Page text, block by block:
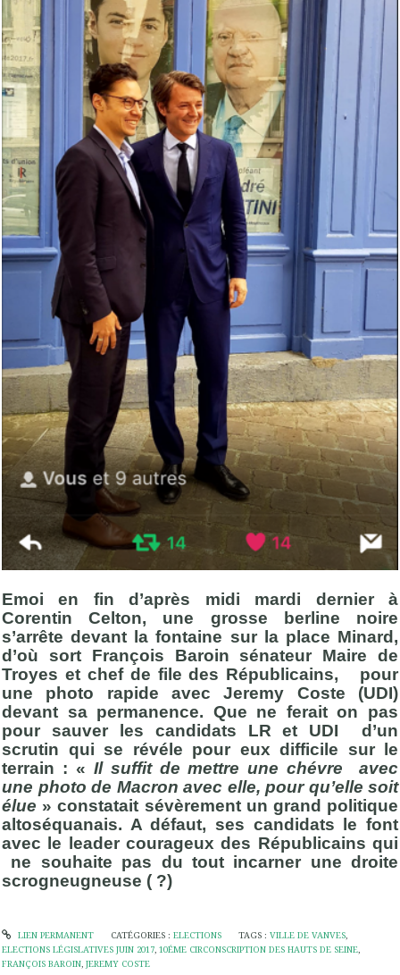
Emoi en fin d’après midi mardi dernier à
Corentin Celton, une grosse berline noire
s’arrête devant la fontaine sur la place Minard,
d’où sort François Baroin sénateur Maire de
Troyes et chef de file des Républicains, pour
une photo rapide avec Jeremy Coste (UDI)
devant sa permanence. Que ne ferait on pas
pour sauver les candidats LR et UDI d’un
scrutin qui se révéle pour eux difficile sur le
terrain : « Il suffit de mettre une chévre avec
une photo de Macron avec elle, pour qu’elle soit
élue » constatait sévèrement un grand politique
altoséquanais. A défaut, ses candidats le font
avec le leader courageux des Républicains qui
ne souhaite pas du tout incarner une droite
scrogneugneuse ( ?)
LIEN PERMANENT CATÉGORIES : ELECTIONS TAGS :VILLE DE VANVES,
ELECTIONS LÉGISLATIVES JUIN 2017, 10ÉME CIRCONSCRIPTION DES HAUTS DE SEINE,
FRANÇOIS BAROIN, JEREMY COSTE